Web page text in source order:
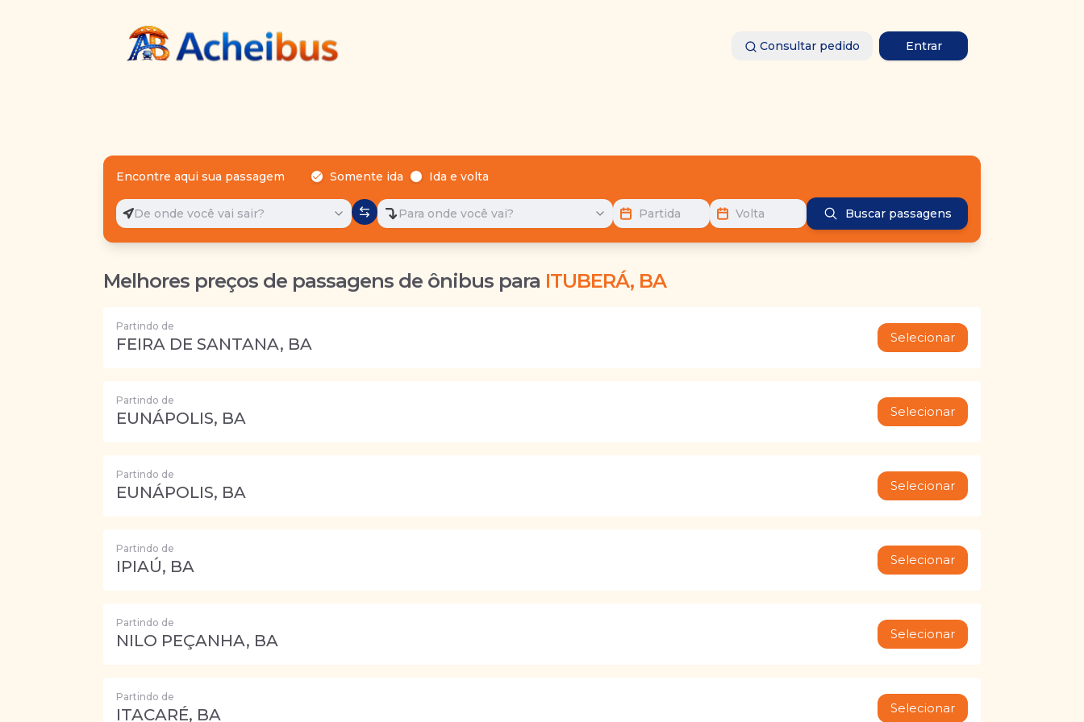
Consultar pedido Entrar
Encontre aqui sua passagem Somente ida Ida e volta
De onde você vai sair? Para onde você vai? Partida Volta Buscar passagens
Melhores preços de passagens de ônibus para ITUBERÁ, BA
Partindo de
FEIRA DE SANTANA, BA Selecionar
Partindo de
EUNÁPOLIS, BA Selecionar
Partindo de
EUNÁPOLIS, BA Selecionar
Partindo de
IPIAÚ, BA Selecionar
Partindo de
NILO PEÇANHA, BA Selecionar
Partindo de
ITACARÉ, BA Selecionar